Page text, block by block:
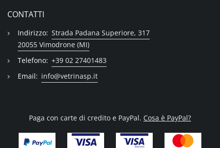
CONTATTI
Indirizzo: Strada Padana Superiore, 317
20055 Vimodrone (MI)
Telefono: +39 02 27401483
Email: info@vetrinasp.it
Paga con carte di credito e PayPal. Cosa è PayPal?